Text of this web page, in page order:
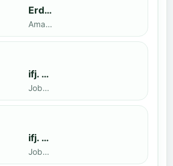
Erdal Demirci
Amatőr · döntős: Enyedi Gergely
ifj. Benedek Zoltán
Jobbak · döntős: Szatmári István
ifj. Benedek Zoltán
Jobbak · döntős: id. Benedek Zoltán